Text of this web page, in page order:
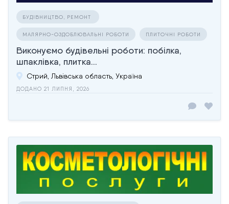
БУДІВНИЦТВО, РЕМОНТ
МАЛЯРНО-ОЗДОБЛЮВАЛЬНІ РОБОТИ ПЛИТОЧНІ РОБОТИ
Виконуємо будівельні роботи: побілка,
шпаклівка, плитка...
Стрий, Львівська область, Україна
ДОДАНО 21 ЛИПНЯ, 2026